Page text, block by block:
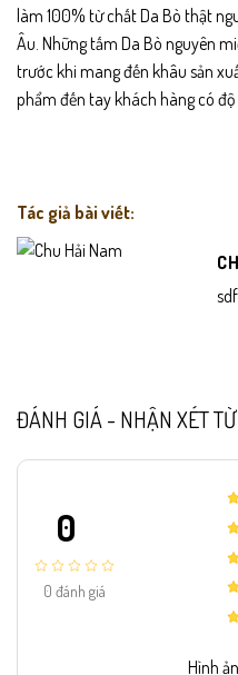
làm 100% từ chất Da Bò thật
Âu. Những tấm Da Bò nguyên
trước khi mang đến khâu sản
phẩm đến tay khách hàng có
Tác giả bài viết:
ĐÁNH GIÁ - NHẬN XÉT
0
0 đánh giá
Hình